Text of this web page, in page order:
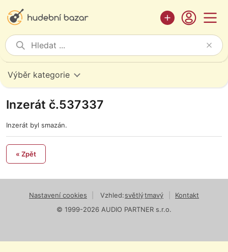
Výběr kategorie
Inzerát č.537337
Inzerát byl smazán.
« Zpět
Nastavení cookies Vzhled:světlýtmavý
Kontakt
© 1999-2026 AUDIO PARTNER s.r.o.